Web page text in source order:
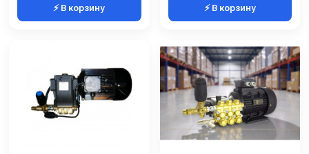
⚡ В корзину ⚡ В корзину